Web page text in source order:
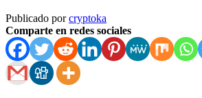
Publicado porcryptoka
Comparte en redes sociales